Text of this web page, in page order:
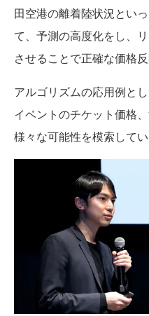
田空港の離着陸状況とい
て、予測の高度化をし、
させることで正確な価格反
アルゴリズムの応用例と
イベントのチケット価格
様々な可能性を模索してい